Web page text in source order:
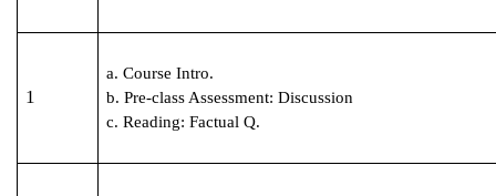
1
a. Course Intro.
b. Pre-class Assessment: Discussion
c. Reading: Factual Q.